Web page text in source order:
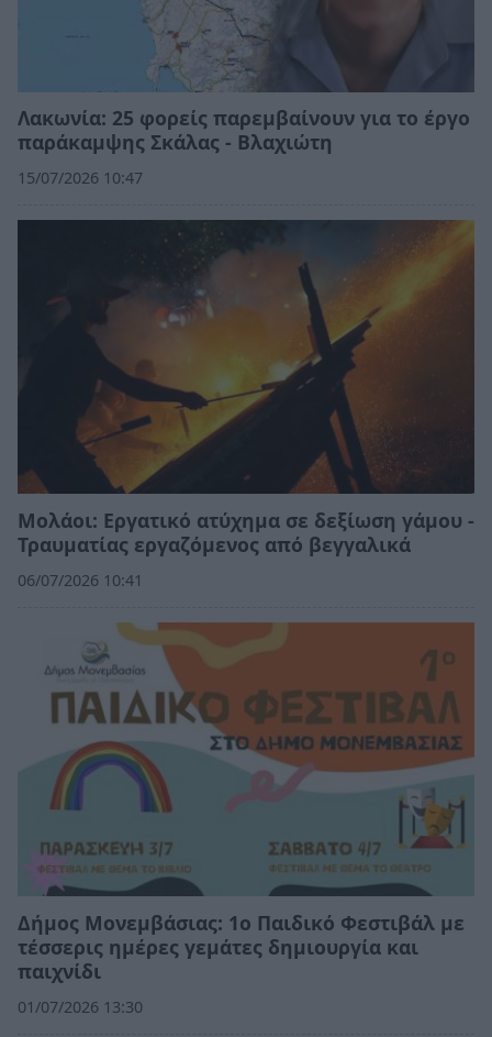
Λακωνία: 25 φορείς παρεμβαίνουν για το έργο
παράκαμψης Σκάλας - Βλαχιώτη
15/07/2026 10:47
Μολάοι: Εργατικό ατύχημα σε δεξίωση γάμου -
Τραυματίας εργαζόμενος από βεγγαλικά
06/07/2026 10:41
Δήμος Μονεμβάσιας: 1ο Παιδικό Φεστιβάλ με
τέσσερις ημέρες γεμάτες δημιουργία και
παιχνίδι
01/07/2026 13:30